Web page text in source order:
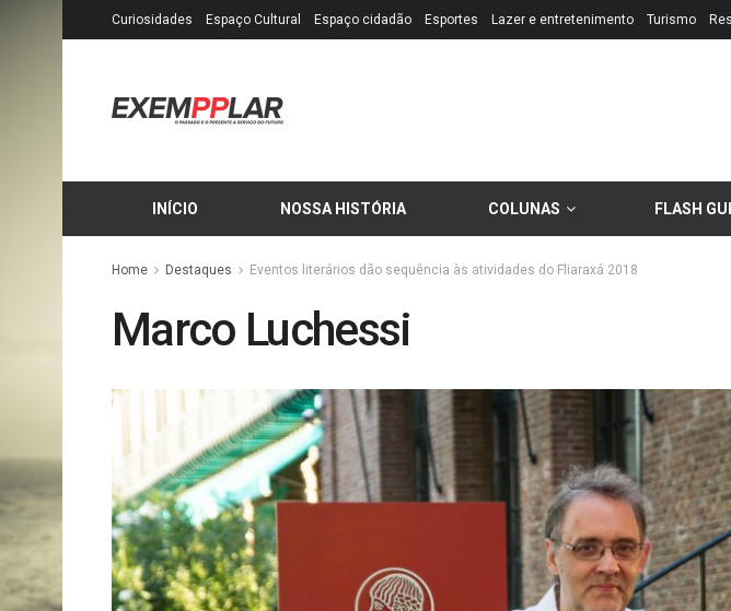
Curiosidades Espaço Cultural Espaço cidadão Esportes Lazer e entretenimento Turismo
INÍCIO NOSSA HISTÓRIA COLUNAS FLASH
Home Destaques Eventos literários dão sequência às atividades do Fliaraxá 2018
Marco Luchessi